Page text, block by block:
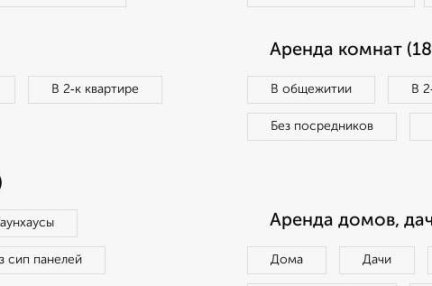
В 2‑к квартире
Аренда комнат
В общежитии В
Без посредников
Таунхаусы
сип панелей
Аренда домов,
Дома Дачи